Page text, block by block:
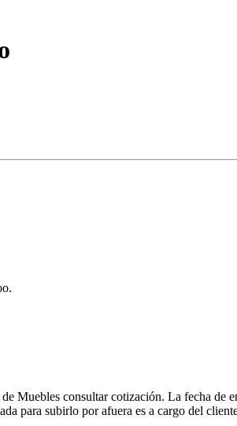
Muebles consultar cotización. La fecha
para subirlo por afuera es a cargo del